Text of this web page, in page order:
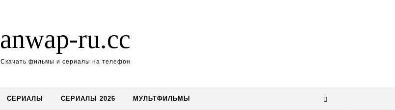
anwap-ru.cc
Скачать фильмы и сериалы на телефон
СЕРИАЛЫ СЕРИАЛЫ 2026 МУЛЬТФИЛЬМЫ